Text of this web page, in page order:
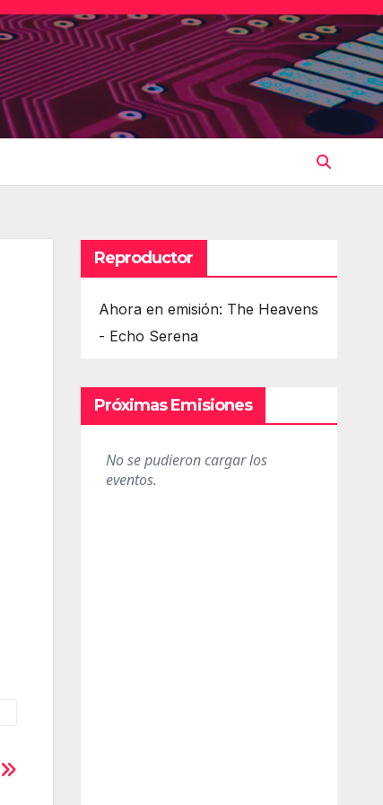
Reproductor
Ahora en emisión: The Heavens
- Echo Serena
Próximas Emisiones